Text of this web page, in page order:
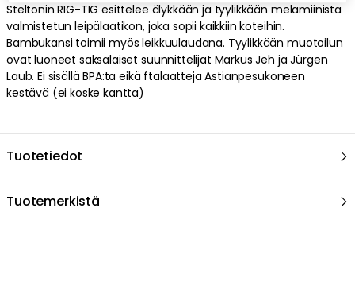
Steltonin RIG-TIG esittelee älykkään ja tyylikkään melamiinista
valmistetun leipälaatikon, joka sopii kaikkiin koteihin.
Bambukansi toimii myös leikkuulaudana. Tyylikkään muotoilun
ovat luoneet saksalaiset suunnittelijat Markus Jeh ja Jürgen
Laub. Ei sisällä BPA:ta eikä ftalaatteja Astianpesukoneen
kestävä (ei koske kantta)
Tuotetiedot
Tuotemerkistä